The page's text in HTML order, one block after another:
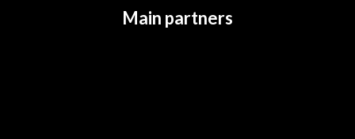
Main partners